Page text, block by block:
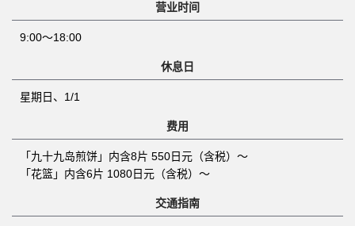
营业时间
9:00～18:00
休息日
星期日、1/1
费用
「九十九岛煎饼」内含8片 550日元（含税）～
「花篮」内含6片 1080日元（含税）～
交通指南